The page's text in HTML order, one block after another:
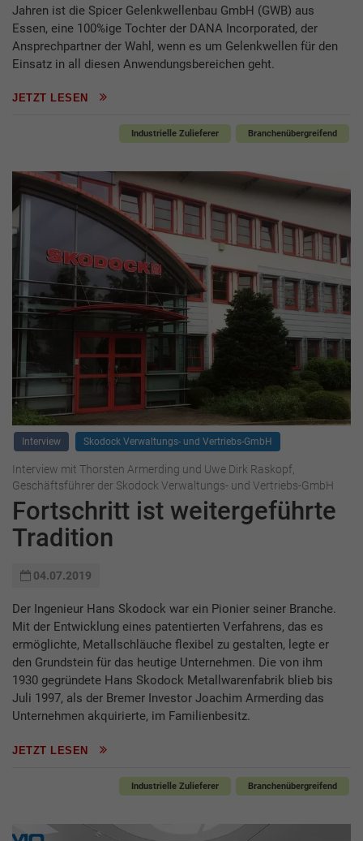
Jahren ist die Spicer Gelenkwellenbau GmbH (GWB) aus
Essen, eine 100%ige Tochter der DANA Incorporated, der
Ansprechpartner der Wahl, wenn es um Gelenkwellen für den
Einsatz in all diesen Anwendungsbereichen geht.
JETZT LESEN
Industrielle Zulieferer Branchenübergreifend
Interview Skodock Verwaltungs- und Vertriebs-GmbH
Interview mit Thorsten Armerding und Uwe Dirk Raskopf,
Geschäftsführer der Skodock Verwaltungs- und Vertriebs-GmbH
Fortschritt ist weitergeführte
Tradition
04.07.2019
Der Ingenieur Hans Skodock war ein Pionier seiner Branche.
Mit der Entwicklung eines patentierten Verfahrens, das es
ermöglichte, Metallschläuche flexibel zu gestalten, legte er
den Grundstein für das heutige Unternehmen. Die von ihm
1930 gegründete Hans Skodock Metallwarenfabrik blieb bis
Juli 1997, als der Bremer Investor Joachim Armerding das
Unternehmen akquirierte, im Familienbesitz.
JETZT LESEN
Industrielle Zulieferer Branchenübergreifend